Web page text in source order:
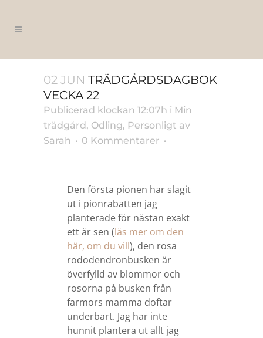
02 JUN TRÄDGÅRDSDAGBOK
VECKA 22
Publicerad klockan 12:07h i Min
trädgård, Odling, Personligt av
Sarah
0 Kommentarer
Den första pionen har slagit
ut i pionrabatten jag
planterade för nästan exakt
ett år sen (läs mer om den
här, om du vill), den rosa
rododendronbusken är
överfylld av blommor och
rosorna på busken från
farmors mamma doftar
underbart. Jag har inte
hunnit plantera ut allt jag